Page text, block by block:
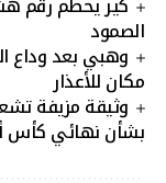
الصمود
وهبي بعد وداع
مكان للأعذار
وثيقة مزيفة
بشأن نهائي كأس